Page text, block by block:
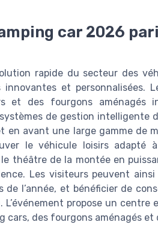
car 2026
rapide du secteur des
et personnalisées.
et des fourgons aménagés
de gestion intelligente
en avant une large gamme de
le véhicule loisirs adapté à
théâtre de la montée en
Les visiteurs peuvent ainsi
l’année, et bénéficier de
propose un centre
cars, des fourgons aménagés et